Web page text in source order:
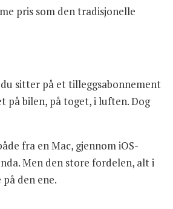
pris som den tradisjonelle
sitter på et tilleggsabonnement
på bilen, på toget, i luften. Dog
fra en Mac, gjennom iOS-
Men den store fordelen, alt i
den ene.